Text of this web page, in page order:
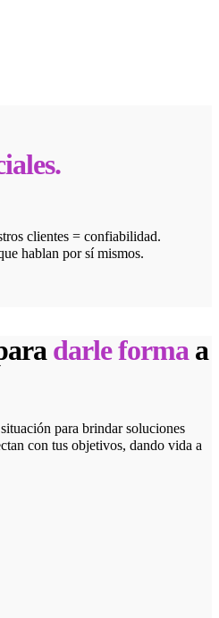
clientes = confiabilidad.
hablan por sí mismos.
darle forma a
para brindar soluciones
con tus objetivos, dando vida a